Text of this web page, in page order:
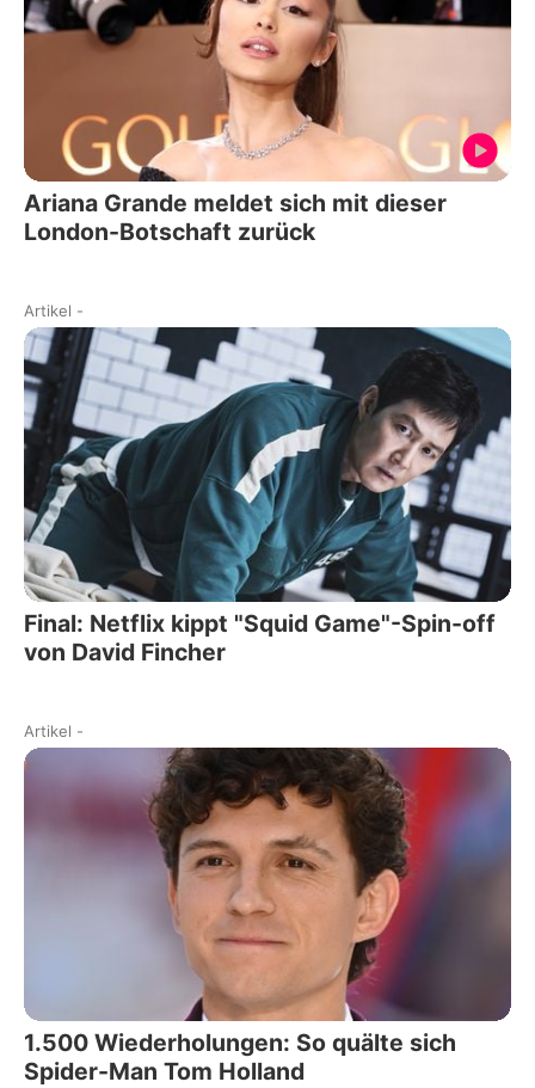
Ariana Grande meldet sich mit dieser
London-Botschaft zurück
Artikel -
Final: Netflix kippt "Squid Game"-Spin-off
von David Fincher
Artikel -
1.500 Wiederholungen: So quälte sich
Spider-Man Tom Holland